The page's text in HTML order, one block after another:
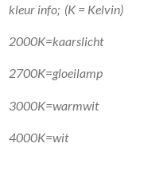
kleur info; (K = Kelvin)
2000K=kaarslicht
2700K=gloeilamp
3000K=warmwit
4000K=wit